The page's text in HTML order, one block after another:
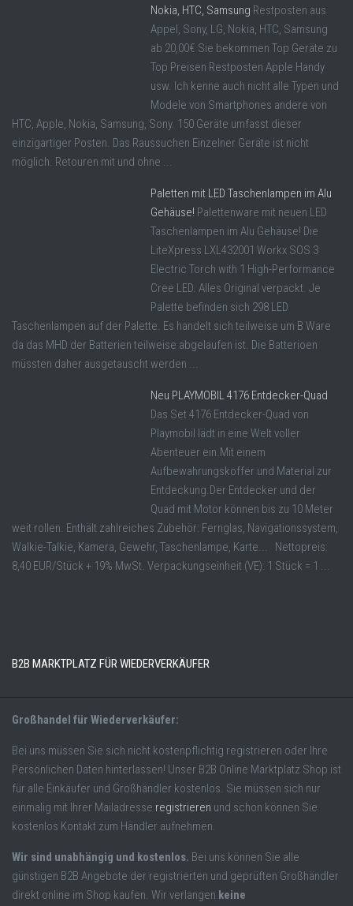
Nokia, HTC, Samsung Restposten aus
Appel, Sony, LG, Nokia, HTC, Samsung
ab 20,00€ Sie bekommen Top Geräte zu
Top Preisen Restposten Apple Handy
usw. Ich kenne auch nicht alle Typen und
Modele von Smartphones andere von
HTC, Apple, Nokia, Samsung, Sony. 150 Geräte umfasst dieser
einzigartiger Posten. Das Raussuchen Einzelner Geräte ist nicht
möglich. Retouren mit und ohne ...
Paletten mit LED Taschenlampen im Alu
Gehäuse! Palettenware mit neuen LED
Taschenlampen im Alu Gehäuse! Die
LiteXpress LXL432001 Workx SOS 3
Electric Torch with 1 High-Performance
Cree LED. Alles Original verpackt. Je
Palette befinden sich 298 LED
Taschenlampen auf der Palette. Es handelt sich teilweise um B Ware
da das MHD der Batterien teilweise abgelaufen ist. Die Batterioen
müssten daher ausgetauscht werden ...
Neu PLAYMOBIL 4176 Entdecker-Quad
Das Set 4176 Entdecker-Quad von
Playmobil lädt in eine Welt voller
Abenteuer ein.Mit einem
Aufbewahrungskoffer und Material zur
Entdeckung.Der Entdecker und der
Quad mit Motor können bis zu 10 Meter
weit rollen. Enthält zahlreiches Zubehör: Fernglas, Navigationssystem,
Walkie-Talkie, Kamera, Gewehr, Taschenlampe, Karte... Nettopreis:
8,40 EUR/Stück + 19% MwSt. Verpackungseinheit (VE): 1 Stück = 1 ...
B2B MARKTPLATZ FÜR WIEDERVERKÄUFER
Großhandel für Wiederverkäufer:
Bei uns müssen Sie sich nicht kostenpflichtig registrieren oder Ihre
Persönlichen Daten hinterlassen! Unser B2B Online Marktplatz Shop ist
für alle Einkäufer und Großhändler kostenlos. Sie müssen sich nur
einmalig mit Ihrer Mailadresse registrieren und schon können Sie
kostenlos Kontakt zum Händler aufnehmen.
Wir sind unabhängig und kostenlos. Bei uns können Sie alle
günstigen B2B Angebote der registrierten und geprüften Großhändler
direkt online im Shop kaufen. Wir verlangen keine